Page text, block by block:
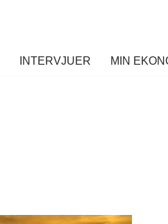
INTERVJUER MIN